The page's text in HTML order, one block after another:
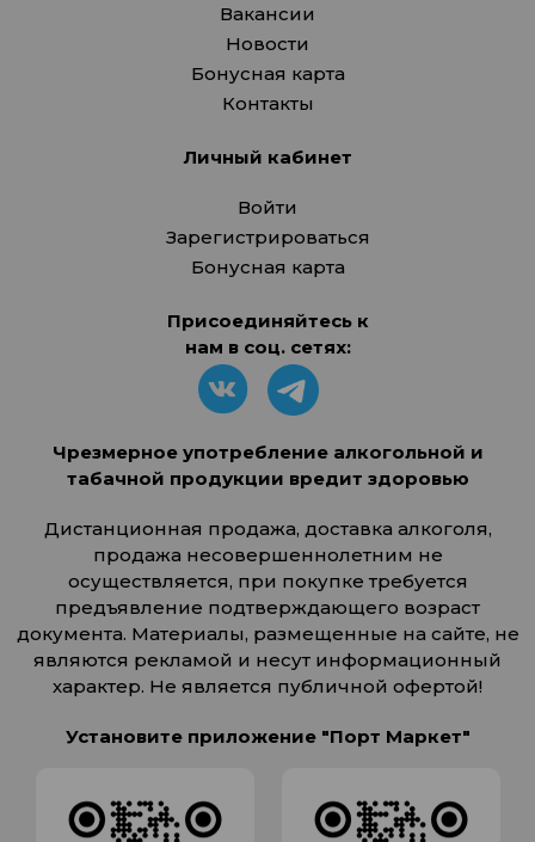
Вакансии
Новости
Бонусная карта
Контакты
Личный кабинет
Войти
Зарегистрироваться
Бонусная карта
Присоединяйтесь к
нам в соц. сетях:
Чрезмерное употребление алкогольной и
табачной продукции вредит здоровью
Дистанционная продажа, доставка алкоголя,
продажа несовершеннолетним не
осуществляется, при покупке требуется
предъявление подтверждающего возраст
документа. Материалы, размещенные на сайте, не
являются рекламой и несут информационный
характер. Не является публичной офертой!
Установите приложение "Порт Маркет"